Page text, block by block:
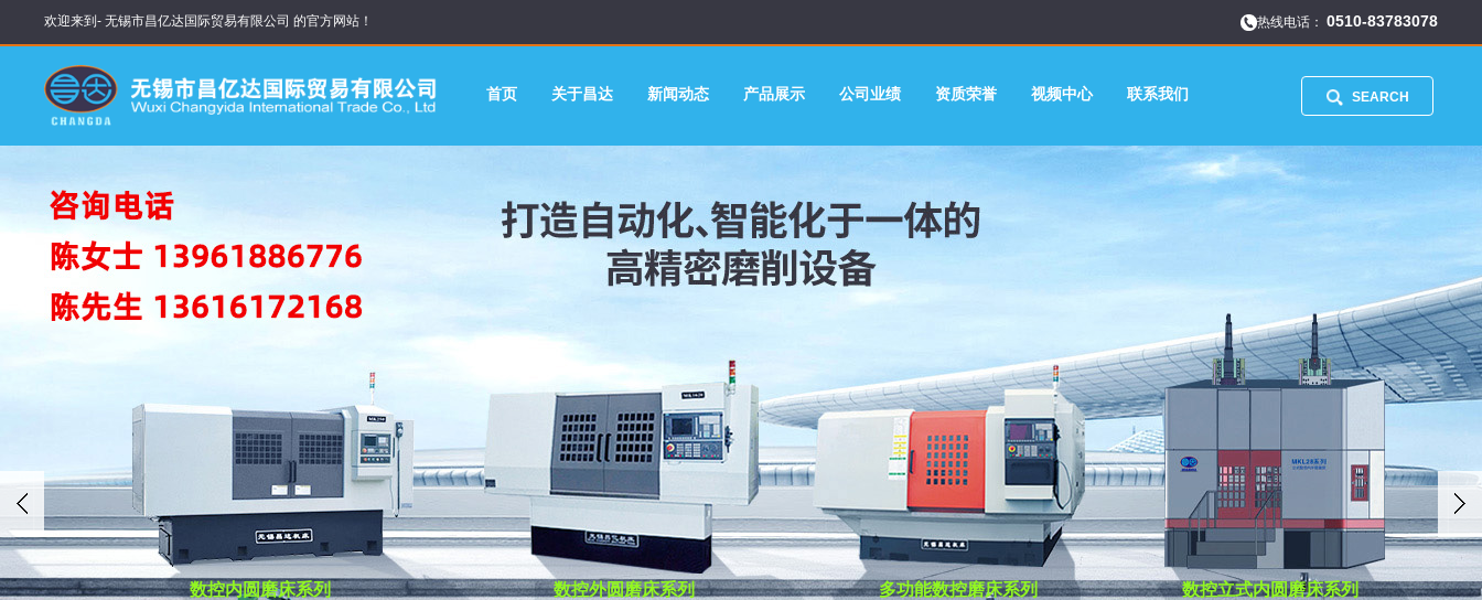
欢迎来到- 无锡市昌亿达国际贸易有限公司 的官方网站！ 热线电话： 0510-83783078
首页 关于昌达 新闻动态 产品展示 公司业绩 资质荣誉 视频中心 联系我们 SEARCH
数控内圆磨床系列 数控外圆磨床系列 多功能数控磨床系列 数控立式内圆磨床系列
数控内圆磨床系列 数控外圆磨床系列 多功能数控磨床系列 数控立式内圆磨床系列
数控内圆磨床系列 数控外圆磨床系列 多功能数控磨床系列 数控立式内圆磨床系列